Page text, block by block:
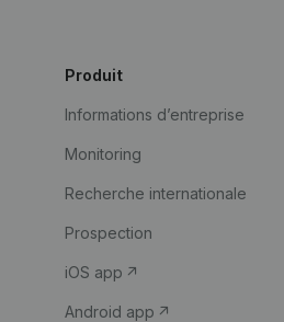
Produit
Informations d’entreprise
Monitoring
Recherche internationale
Prospection
iOS app
Android app